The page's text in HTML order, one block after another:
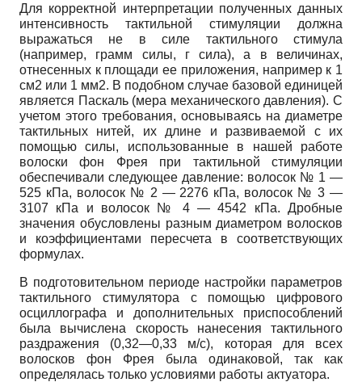
Для корректной интерпретации полученных данных
интенсивность тактильной стимуляции должна
выражаться не в силе тактильного стимула
(например, грамм силы, г сила), а в величинах,
отнесенных к площади ее приложения, например к 1
см2 или 1 мм2. В подобном случае базовой единицей
является Паскаль (мера механического давления). С
учетом этого требования, основываясь на диаметре
тактильных нитей, их длине и развиваемой с их
помощью силы, использованные в нашей работе
волоски фон Фрея при тактильной стимуляции
обеспечивали следующее давление: волосок № 1 —
525 кПа, волосок № 2 — 2276 кПа, волосок № 3 —
3107 кПа и волосок № 4 — 4542 кПа. Дробные
значения обусловлены разным диаметром волосков
и коэффициентами пересчета в соответствующих
формулах.
В подготовительном периоде настройки параметров
тактильного стимулятора с помощью цифрового
осциллографа и дополнительных приспособлений
была вычислена скорость нанесения тактильного
раздражения (0,32—0,33 м/с), которая для всех
волосков фон Фрея была одинаковой, так как
определялась только условиями работы актуатора.